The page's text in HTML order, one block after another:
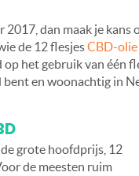
2017, dan maak je
de 12 flesjesCBD-olie
het gebruik van één
bent en woonachtig in
grote hoofdprijs, 12
de meesten ruim